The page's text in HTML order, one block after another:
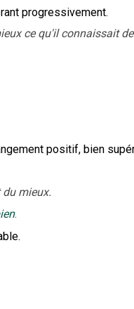
progressivement.
ce qu'il connaissait
positif, bien
mieux.
.